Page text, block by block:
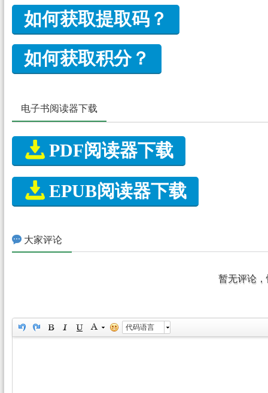
如何获取提取码？
如何获取积分？
电子书阅读器下载
 PDF阅读器下载
 EPUB阅读器下载
 大家评论
暂无评论
代码语言